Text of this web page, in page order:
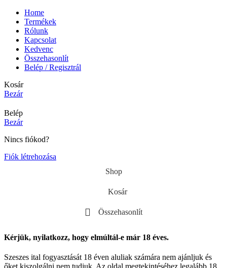
Home
Termékek
Rólunk
Kapcsolat
Kedvenc
Összehasonlít
Belép / Regisztrál
Kosár
Bezár
Belép
Bezár
Nincs fiókod?
Fiók létrehozása
Shop
Kosár
Összehasonlít
Kérjük, nyilatkozz, hogy elmúltál-e már 18 éves.
Szeszes ital fogyasztását 18 éven aluliak számára nem ajánljuk és
őket kiszolgálni nem tudjuk. Az oldal megtekintéséhez legalább 18